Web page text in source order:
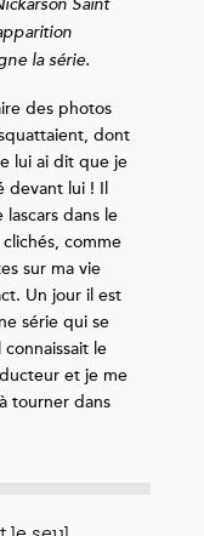
Saint
la série.
des photos
dont
lui ai dit que je
devant lui ! Il
dans le
comme
sur ma vie
Un jour il est
série qui se
le
et je me
tourner dans